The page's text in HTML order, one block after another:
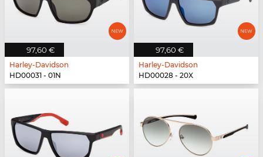
97,60 €
Harley-Davidson
HD00031 - 01N
97,60 €
Harley-Davidson
HD00028 - 20X